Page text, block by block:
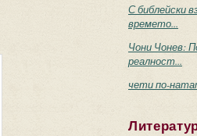
С библейски
времето...
Чони Чонев:
реалност...
чети по-